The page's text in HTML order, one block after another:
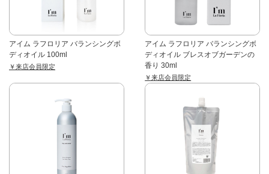
アイム ラフロリア バランシングボ
ディオイル 100ml
￥来店会員限定
アイム ラフロリア バランシングボ
ディオイル ブレスオブガーデンの
香り 30ml
￥来店会員限定